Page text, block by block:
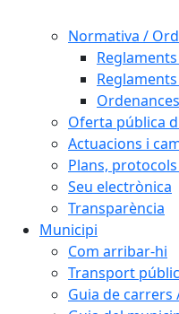
Normativa /
Oferta pública
Actuacions i
Plans,
Seu electrònica
Transparència
Municipi
Com arribar-hi
Transport públic
Guia de carrers